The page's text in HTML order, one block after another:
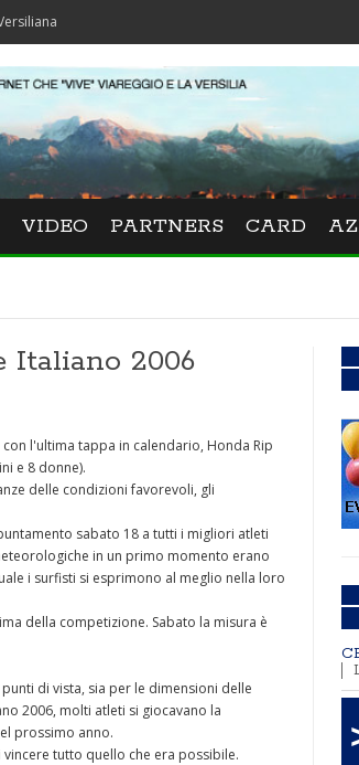
VIDEO PARTNERS CARD
Italiano 2006
l'ultima tappa in calendario, Honda Rip
e 8 donne).
delle condizioni favorevoli, gli
sabato 18 a tutti i migliori atleti
in un primo momento erano
i surfisti si esprimono al meglio nella loro
della competizione. Sabato la misura è
di vista, sia per le dimensioni delle
2006, molti atleti si giocavano la
prossimo anno.
tutto quello che era possibile.